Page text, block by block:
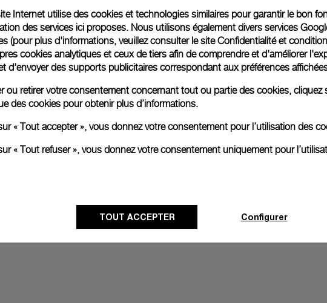
Toutes les images sont
aux produits réels.
Internet utilise des cookies et technologies similaires pour garantir le bon
des services ici proposes. Nous utilisons également divers services
(pour plus d'informations, veuillez consulter lesite Confidentialité et
cookies analytiques et ceux de tiers afin de comprendre et d'améliorer
d'envoyer des supports publicitaires correspondant aux préférences
ou retirer votre consentement concernant tout ou partie des cookies, cliquez
des cookies pour obtenir plus d’informations.
« Tout accepter », vous donnez votre consentement pour l’utilisation des
« Tout refuser », vous donnez votre consentement uniquement pour
TOUT ACCEPTER Configurer